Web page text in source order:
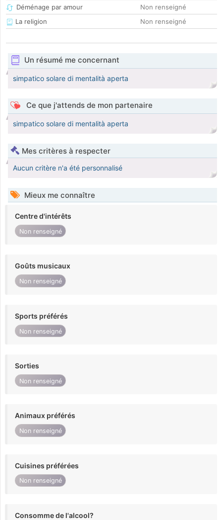
Déménage par amour
Non renseigné
La religion
Non renseigné
Un résumé me concernant
simpatico solare di mentalità aperta
Ce que j'attends de mon partenaire
simpatico solare di mentalità aperta
Mes critères à respecter
Aucun critère n'a été personnalisé
Mieux me connaître
Centre d'intérêts
Non renseigné
Goûts musicaux
Non renseigné
Sports préférés
Non renseigné
Sorties
Non renseigné
Animaux préférés
Non renseigné
Cuisines préférées
Non renseigné
Consomme de l'alcool?